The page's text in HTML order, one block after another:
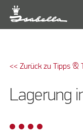
<< Zurück zu Tipps &
Lagerung